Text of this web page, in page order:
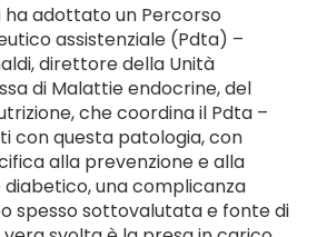
ha adottato un Percorso
assistenziale (Pdta) –
direttore della Unità
di Malattie endocrine, del
che coordina il Pdta –
con questa patologia, con
alla prevenzione e alla
una complicanza
spesso sottovalutata e fonte di